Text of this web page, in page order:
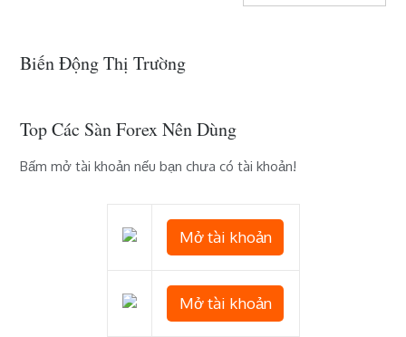
Biến Động Thị Trường
Top Các Sàn Forex Nên Dùng
Bấm mở tài khoản nếu bạn chưa có tài khoản!
Mở tài khoản
Mở tài khoản